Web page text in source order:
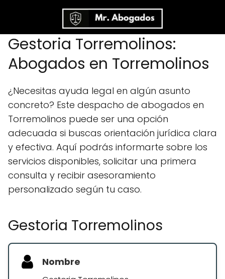
Gestoria Torremolinos:
Abogados en Torremolinos
¿Necesitas ayuda legal en algún asunto
concreto? Este despacho de abogados en
Torremolinos puede ser una opción
adecuada si buscas orientación jurídica clara
y efectiva. Aquí podrás informarte sobre los
servicios disponibles, solicitar una primera
consulta y recibir asesoramiento
personalizado según tu caso.
Gestoria Torremolinos
Nombre